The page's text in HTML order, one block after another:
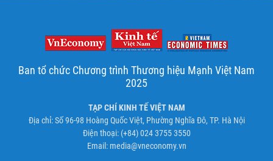
Ban tổ chức Chương trình Thương hiệu Mạnh Việt Nam
2025
TẠP CHÍ KINH TẾ VIỆT NAM
Địa chỉ: Số 96-98 Hoàng Quốc Việt, Phường Nghĩa Đô, TP. Hà Nội
Điện thoại: (+84) 024 3755 3550
Email: media@vneconomy.vn